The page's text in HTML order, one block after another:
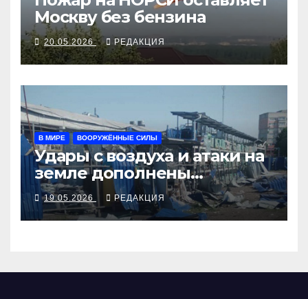
Москву без бензина
20.05.2026 РЕДАКЦИЯ
В МИРЕ ВООРУЖЁННЫЕ СИЛЫ
Удары с воздуха и атаки на
земле дополнены
ядерными учениями
19.05.2026 РЕДАКЦИЯ